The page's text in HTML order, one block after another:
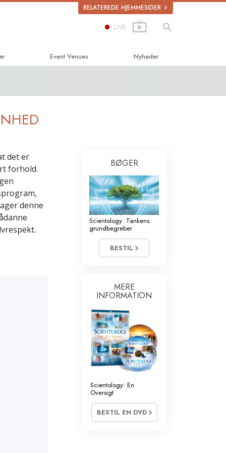
RELATEREDE HJEMMESIDER
LIVE
Frivillige
Event Venues Nyheder
det er
forhold.
denne
BØGER
Scientology: Tankens
grundbegreber
BESTIL
MERE
INFORMATION
Scientology: En
Oversigt
BESTIL EN DVD